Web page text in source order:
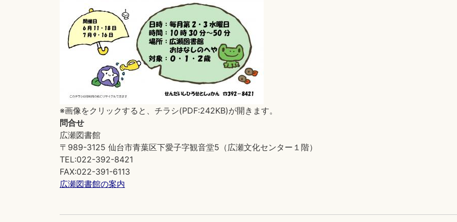
※画像をクリックすると、チラシ(PDF:242KB)が開きます。
問合せ
広瀬図書館
〒989-3125 仙台市青葉区下愛子字観音堂5（広瀬文化センター１階）
TEL:022-392-8421
FAX:022-391-6113
広瀬図書館の案内